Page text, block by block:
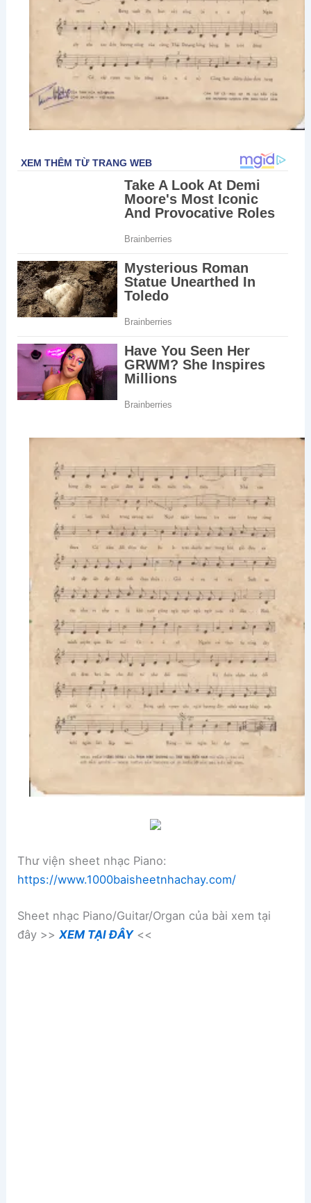
Thư viện sheet nhạc Piano:
https://www.1000baisheetnhachay.com/
Sheet nhạc Piano/Guitar/Organ của bài xem tại
đây >>XEM TẠI ĐÂY<<